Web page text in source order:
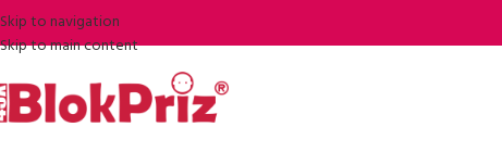
Skip to navigation
Skip to main content